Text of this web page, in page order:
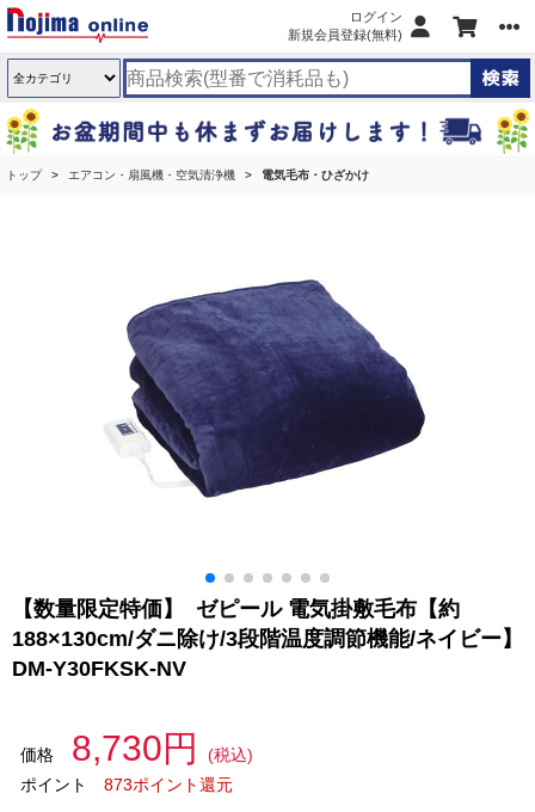
ログイン
新規会員登録(無料)
トップ エアコン・扇風機・空気清浄機 電気毛布・ひざかけ
【数量限定特価】 ゼピール 電気掛敷毛布【約
188×130cm/ダニ除け/3段階温度調節機能/ネイビー】
DM-Y30FKSK-NV
価格 8,730円
(税込)
ポイント
873ポイント還元